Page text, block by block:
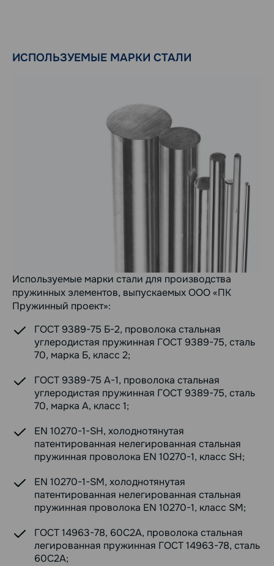
ИСПОЛЬЗУЕМЫЕ МАРКИ СТАЛИ
Используемые марки стали для производства
пружинных элементов, выпускаемых ООО «ПК
Пружинный проект»:
ГОСТ 9389-75 Б-2, проволока стальная
углеродистая пружинная ГОСТ 9389-75, сталь
70, марка Б, класс 2;
ГОСТ 9389-75 А-1, проволока стальная
углеродистая пружинная ГОСТ 9389-75, сталь
70, марка А, класс 1;
EN 10270-1-SH, холоднотянутая
патентированная нелегированная стальная
пружинная проволока EN 10270-1, класс SH;
EN 10270-1-SM, холоднотянутая
патентированная нелегированная стальная
пружинная проволока EN 10270-1, класс SM;
ГОСТ 14963-78, 60С2А, проволока стальная
легированная пружинная ГОСТ 14963-78, сталь
60С2А;